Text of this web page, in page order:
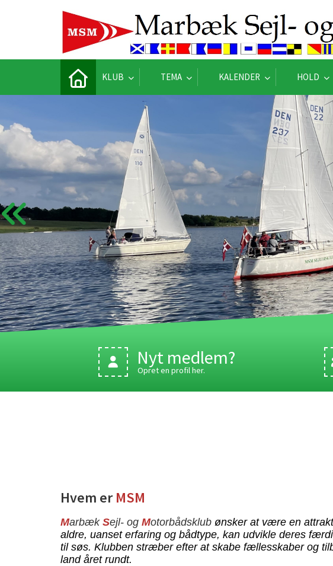
KLUB TEMA KALENDER HOLD
Nyt medlem?
Opret en profil her.
Hvem erMSM
Marbæk Sejl- og Motorbådsklub ønsker at være en
aldre, uanset erfaring og bådtype, kan udvikle deres
til søs. Klubben stræber efter at skabe fællesskaber og
land året rundt.